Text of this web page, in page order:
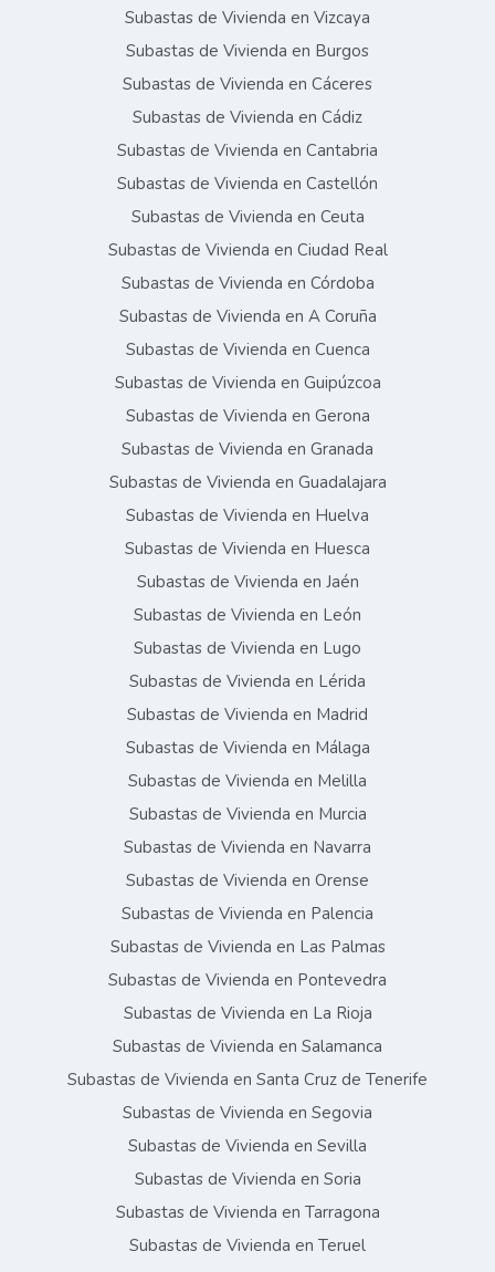
Subastas de Vivienda en Vizcaya
Subastas de Vivienda en Burgos
Subastas de Vivienda en Cáceres
Subastas de Vivienda en Cádiz
Subastas de Vivienda en Cantabria
Subastas de Vivienda en Castellón
Subastas de Vivienda en Ceuta
Subastas de Vivienda en Ciudad Real
Subastas de Vivienda en Córdoba
Subastas de Vivienda en A Coruña
Subastas de Vivienda en Cuenca
Subastas de Vivienda en Guipúzcoa
Subastas de Vivienda en Gerona
Subastas de Vivienda en Granada
Subastas de Vivienda en Guadalajara
Subastas de Vivienda en Huelva
Subastas de Vivienda en Huesca
Subastas de Vivienda en Jaén
Subastas de Vivienda en León
Subastas de Vivienda en Lugo
Subastas de Vivienda en Lérida
Subastas de Vivienda en Madrid
Subastas de Vivienda en Málaga
Subastas de Vivienda en Melilla
Subastas de Vivienda en Murcia
Subastas de Vivienda en Navarra
Subastas de Vivienda en Orense
Subastas de Vivienda en Palencia
Subastas de Vivienda en Las Palmas
Subastas de Vivienda en Pontevedra
Subastas de Vivienda en La Rioja
Subastas de Vivienda en Salamanca
Subastas de Vivienda en Santa Cruz de Tenerife
Subastas de Vivienda en Segovia
Subastas de Vivienda en Sevilla
Subastas de Vivienda en Soria
Subastas de Vivienda en Tarragona
Subastas de Vivienda en Teruel